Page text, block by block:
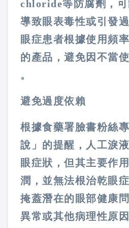
chloride等防腐劑，
導致眼表毒性或引發
眼症患者根據使用頻
的產品，避免因不當
。
避免過度依賴
根據食藥署臉書粉絲
說」的提醒，人工淚
眼症狀，但其主要作
潤，並無法根治乾眼
掩蓋潛在的眼部健康
異常或其他病理性原